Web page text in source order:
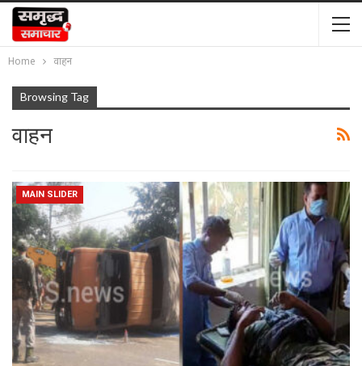
Home वाहन
Browsing Tag
वाहन
MAIN SLIDER